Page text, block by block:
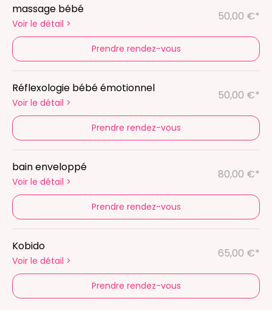
massage bébé
Voir le détail >
50,00 €*
Prendre rendez-vous
Réflexologie bébé émotionnel
Voir le détail >
50,00 €*
Prendre rendez-vous
bain enveloppé
Voir le détail >
80,00 €*
Prendre rendez-vous
Kobido
Voir le détail >
65,00 €*
Prendre rendez-vous